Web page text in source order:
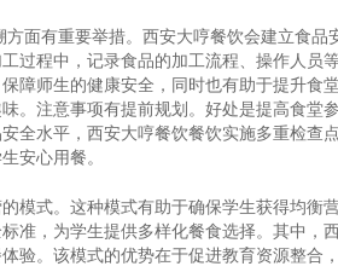
方面有重要举措。西安大哼餐饮会建立食品
过程中，记录食品的加工流程、操作人员
障师生的健康安全，同时也有助于提升食
。注意事项有提前规划。好处是提高食堂
全水平，西安大哼餐饮餐饮实施多重检查
安心用餐。
模式。这种模式有助于确保学生获得均衡
准，为学生提供多样化餐食选择。其中，
验。该模式的优势在于促进教育资源整合